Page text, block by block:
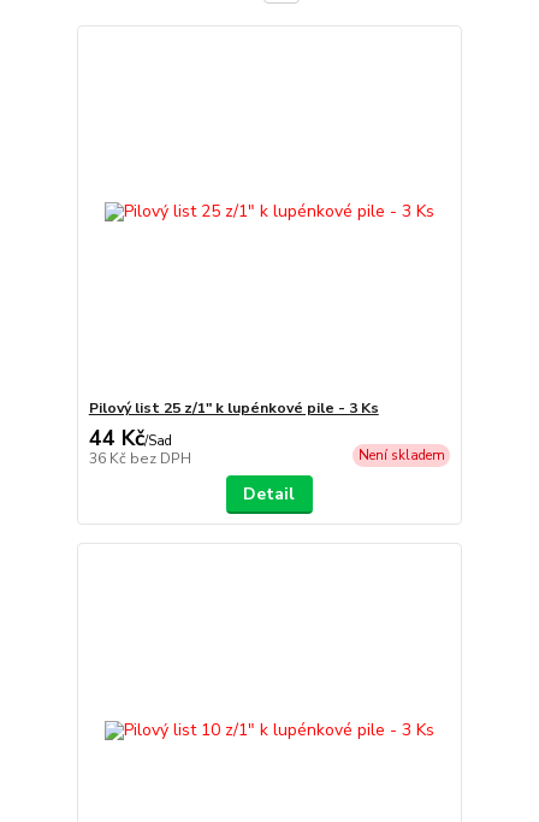
Pilový list 25 z/1" k lupénkové pile - 3 Ks
44 Kč/Sad
36 Kč bez DPH Není skladem
Detail